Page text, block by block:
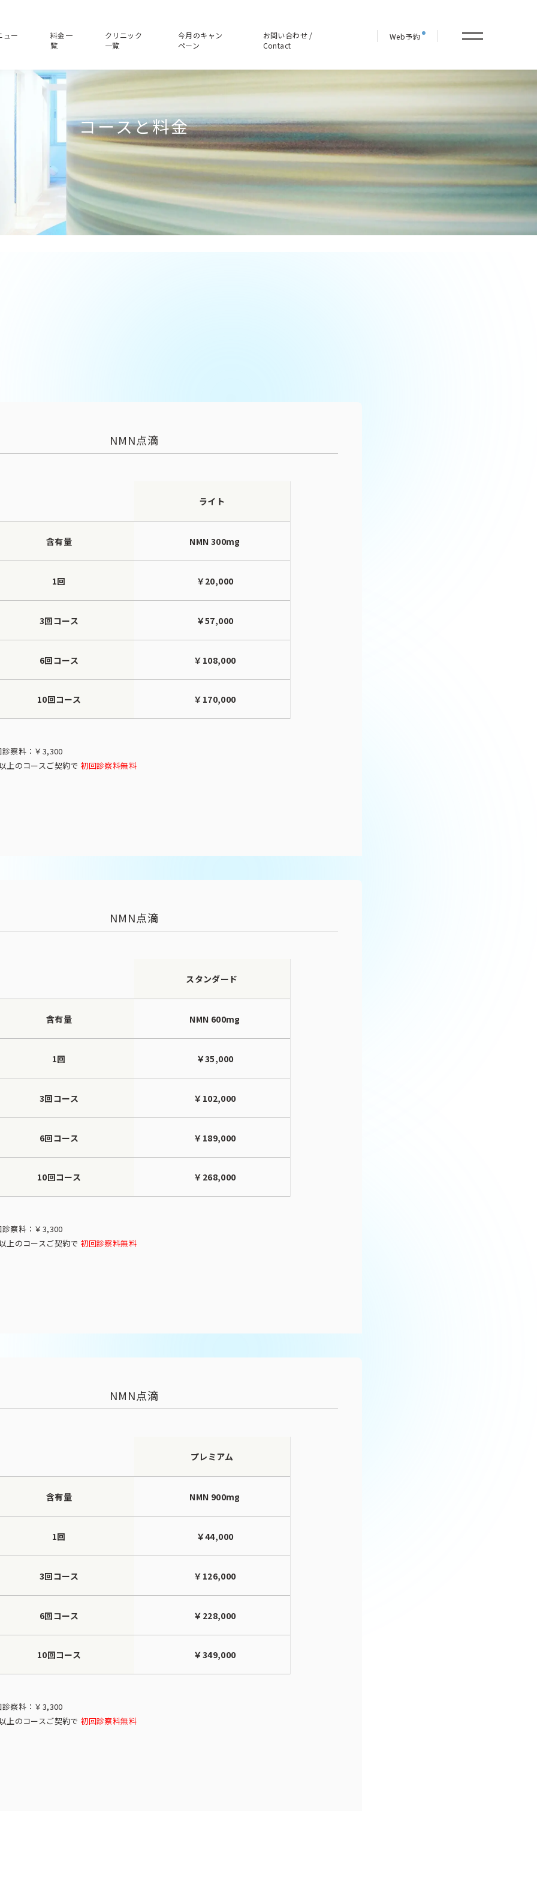
ュー
料金一
覧
クリニック
一覧
今月のキャン
ペーン
お問い合わせ /
Contact
Web予約
コースと料金
NMN点滴
含有量
1回
3回コース
6回コース
10回コース
ライト
NMN 300mg
￥20,000
￥57,000
￥108,000
￥170,000
察料：￥3,300
上のコースご契約で 初回診察料無料
NMN点滴
含有量
1回
3回コース
6回コース
10回コース
スタンダード
NMN 600mg
￥35,000
￥102,000
￥189,000
￥268,000
察料：￥3,300
上のコースご契約で 初回診察料無料
NMN点滴
含有量
1回
3回コース
6回コース
10回コース
プレミアム
NMN 900mg
￥44,000
￥126,000
￥228,000
￥349,000
察料：￥3,300
上のコースご契約で 初回診察料無料